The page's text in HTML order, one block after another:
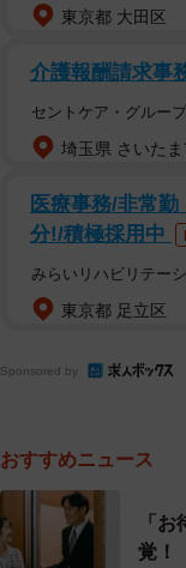
同じラブ
辞めてし
— 白秋
東京都 大田区
介護報酬請求事
セントケア・グループ
埼玉県 さいたま
医療事務/非常
分!/積極採用中
みらいリハビリテー
東京都 足立区
Sponsored by
おすすめニュース
「
覚！